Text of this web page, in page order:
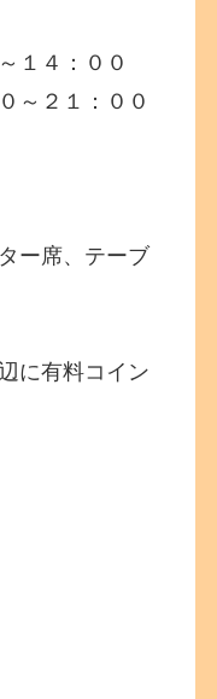
４：００
～２１：００
ー席、テーブ
に有料コイン